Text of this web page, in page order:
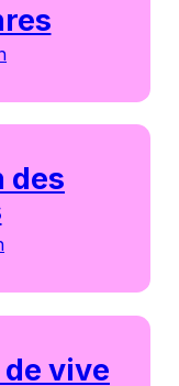
des
vive